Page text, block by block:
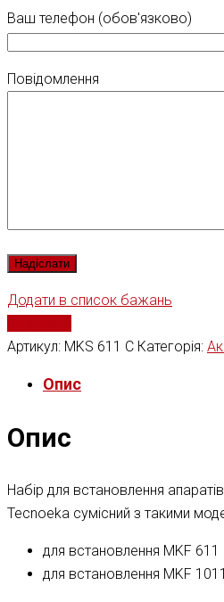
Ваш телефон (обов'язково)
Повідомлення
Додати в список бажань
Артикул: MKS 611 C Категорія:
Опис
Опис
Набір для встановлення
Tecnoeka сумісний з такими
для встановлення MKF
для встановлення MKF